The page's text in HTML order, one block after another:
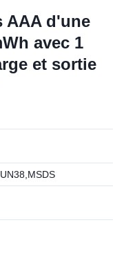
AAA d'une
avec 1
et sortie